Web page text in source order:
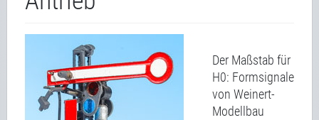
Der Maßstab für
H0: Formsignale
von Weinert-
Modellbau